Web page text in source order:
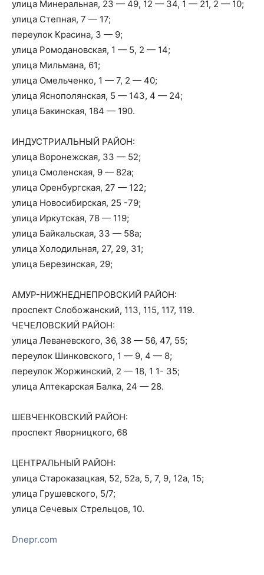
улица Минеральная, 23 — 49, 12 — 34, 1 — 21, 2 — 10;
улица Степная, 7 — 17;
переулок Красина, 3 — 9;
улица Ромодановская, 1 — 5, 2 — 14;
улица Мильмана, 61;
улица Омельченко, 1 — 7, 2 — 40;
улица Яснополянская, 5 — 143, 4 — 24;
улица Бакинская, 184 — 190.
ИНДУСТРИАЛЬНЫЙ РАЙОН:
улица Воронежская, 33 — 52;
улица Смоленская, 9 — 82а;
улица Оренбургская, 27 — 122;
улица Новосибирская, 25 -79;
улица Иркутская, 78 — 119;
улица Байкальская, 33 — 58а;
улица Холодильная, 27, 29, 31;
улица Березинская, 29;
АМУР-НИЖНЕДНЕПРОВСКИЙ РАЙОН:
проспект Слобожанский, 113, 115, 117, 119.
ЧЕЧЕЛОВСКИЙ РАЙОН:
улица Леваневского, 36, 38 — 56, 47, 55;
переулок Шинковского, 1 — 9, 4 — 8;
переулок Жоржинский, 2 — 18, 1 1- 35;
улица Аптекарская Балка, 24 — 28.
ШЕВЧЕНКОВСКИЙ РАЙОН:
проспект Яворницкого, 68
ЦЕНТРАЛЬНЫЙ РАЙОН:
улица Староказацкая, 52, 52а, 5, 7, 9, 12а, 15;
улица Грушевского, 5/7;
улица Сечевых Стрельцов, 10.
Dnepr.com